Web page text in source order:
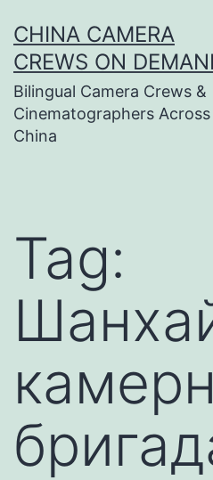
to
content
CHINA CAMERA
CREWS ON
Bilingual Camera Crews &
Cinematographers Across
China
Tag: